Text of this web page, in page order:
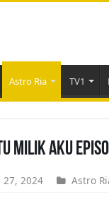
Astro Ria TV1
Milik Aku
27, 2024 Astro